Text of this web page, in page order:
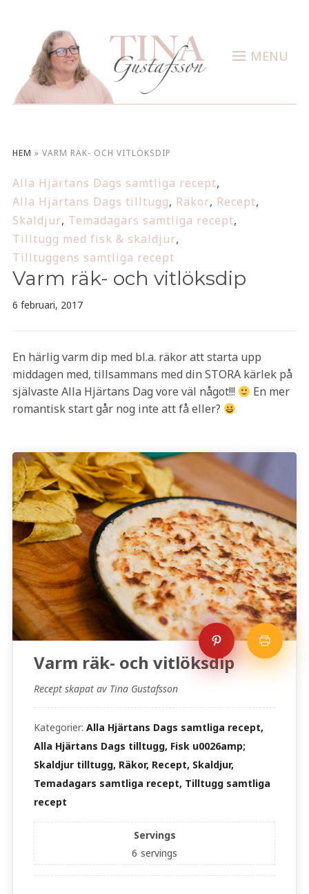
MENU
HEM » VARM RÄK- OCH VITLÖKSDIP
Alla Hjärtans Dags samtliga recept,
Alla Hjärtans Dags tilltugg, Räkor, Recept,
Skaldjur, Temadagars samtliga recept,
Tilltugg med fisk & skaldjur,
Tilltuggens samtliga recept
Varm räk- och vitlöksdip
6 februari, 2017
En härlig varm dip med bl.a. räkor att starta upp
middagen med, tillsammans med din STORA kärlek på
självaste Alla Hjärtans Dag vore väl något!!!
En mer
romantisk start går nog inte att få eller?
Varm räk- och vitlöksdip
Recept skapat av Tina Gustafsson
Kategorier: Alla Hjärtans Dags samtliga recept,
Alla Hjärtans Dags tilltugg, Fisk u0026amp;
Skaldjur tilltugg, Räkor, Recept, Skaldjur,
Temadagars samtliga recept, Tilltugg samtliga
recept
Servings
6 servings